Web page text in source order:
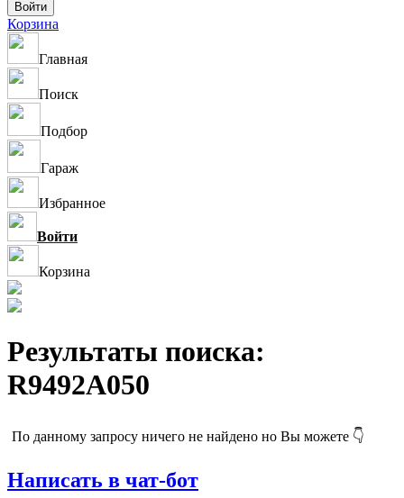
Корзина
Главная
Поиск
Подбор
Гараж
Избранное
Войти
Корзина
Результаты поиска:
R9492A050
По данному запросу ничего не найдено но Вы можете 👇
Написать в чат-бот